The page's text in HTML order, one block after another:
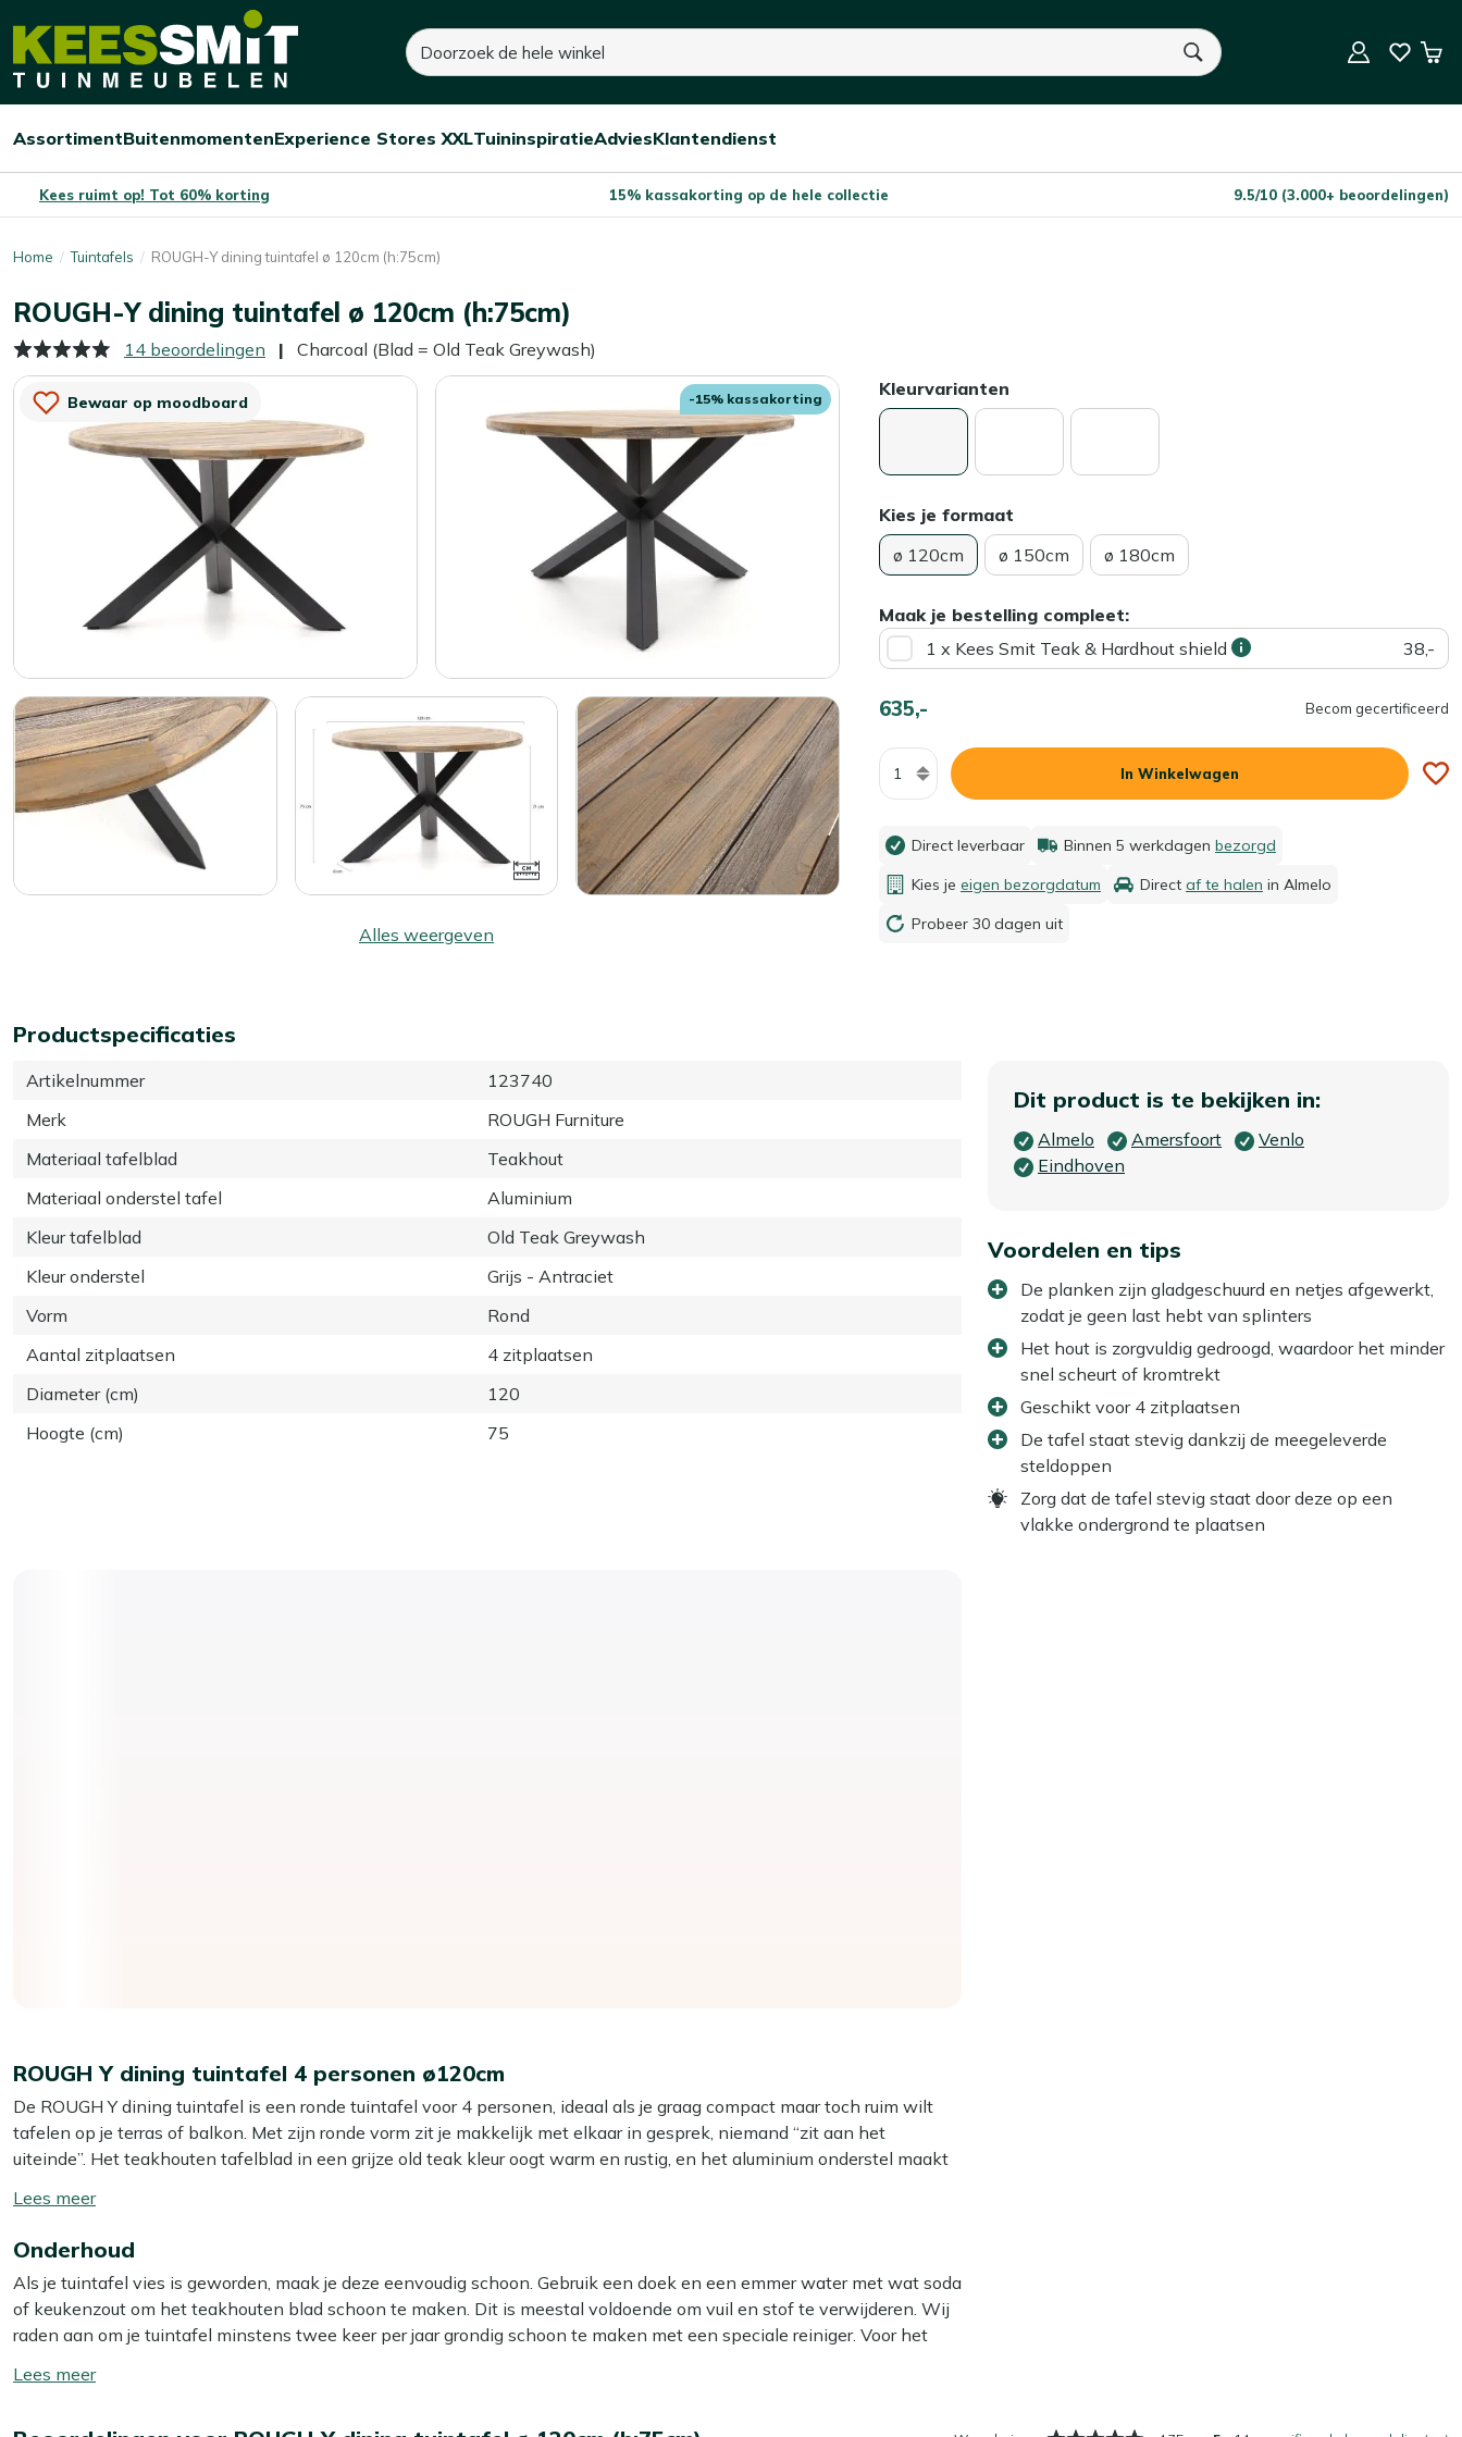
Kees
Tuinmeubelen
Zoeken
U heeft geen product(en) in uw winkelwagen.
Open/sluit
Assortiment
Open/sluit
Buitenmomenten
Open/sluit
Experience Stores XXL
Open/sluit
Tuininspiratie
Open/sluit
Advies
Open/sluit
Klantendienst
Kees ruimt op! Tot 60% korting 15% kassakorting op de hele collectie 9.5/10 (3.000+ beoordelingen)
Home Tuintafels ROUGH-Y dining tuintafel ø 120cm (h:75cm)
ROUGH-Y dining tuintafel ø 120cm (h:75cm)
Charcoal (Blad = Old Teak Greywash)
14 beoordelingen
Bewaar op moodboard -15% kassakorting
Alles weergeven
Kleurvarianten
Kies je formaat
ø 120cm
ø 150cm ø 180cm
Maak je bestelling compleet:
1 x Kees Smit Teak & Hardhout shield
38,-
635,- Becom gecertificeerd
635,- Aantal
In Winkelwagen
Aantal
In Winkelwagen
Direct leverbaar Binnen 5 werkdagen bezorgd
Kies je eigen bezorgdatum Direct af te halen in Almelo
Probeer 30 dagen uit
Productspecificaties
Artikelnummer
123740
Merk
ROUGH Furniture
Materiaal tafelblad
Teakhout
Materiaal onderstel tafel
Aluminium
Kleur tafelblad
Old Teak Greywash
Kleur onderstel
Grijs - Antraciet
Vorm
Rond
Aantal zitplaatsen
4 zitplaatsen
Diameter (cm)
120
Hoogte (cm)
75
Dit product is te bekijken in:
Almelo Amersfoort
Venlo
Eindhoven
Voordelen en tips
De planken zijn gladgeschuurd en netjes afgewerkt,
zodat je geen last hebt van splinters
Het hout is zorgvuldig gedroogd, waardoor het minder
snel scheurt of kromtrekt
Geschikt voor 4 zitplaatsen
De tafel staat stevig dankzij de meegeleverde
steldoppen
Zorg dat de tafel stevig staat door deze op een
vlakke ondergrond te plaatsen
ROUGH Y dining tuintafel 4 personen ø120cm
De ROUGH Y dining tuintafel is een ronde tuintafel voor 4 personen, ideaal als je graag compact maar toch ruim wilt
tafelen op je terras of balkon. Met zijn ronde vorm zit je makkelijk met elkaar in gesprek, niemand “zit aan het
uiteinde”. Het teakhouten tafelblad in een grijze old teak kleur oogt warm en rustig, en het aluminium onderstel maakt
borden, schalen en een wijnkoeler zonder dat je halve terras vol staat. Zet de tafel wel op een zo vlak mogelijke
ondergrond, dan staat hij het meest stabiel tijdens het eten en borrelen.
Eigenschappen
Rond blad van 120 cm:Je kunt met 4 personen comfortabel eten zonder dat iemand tegen een tafelpoot aan zit.
vergrijsde look krijgt.
wilt indelen.
Toon/verberg
meer
Onderhoud
Als je tuintafel vies is geworden, maak je deze eenvoudig schoon. Gebruik een doek en een emmer water met wat soda
of keukenzout om het teakhouten blad schoon te maken. Dit is meestal voldoende om vuil en stof te verwijderen. Wij
raden aan om je tuintafel minstens twee keer per jaar grondig schoon te maken met een speciale reiniger. Voor het
handig, maar kan het materiaal beschadigen.
Toon/verberg